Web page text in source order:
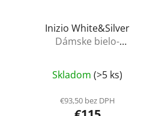
Inizio White&Silver
Dámske bielo-
Skladom (>5 ks)
€93,50 bez DPH